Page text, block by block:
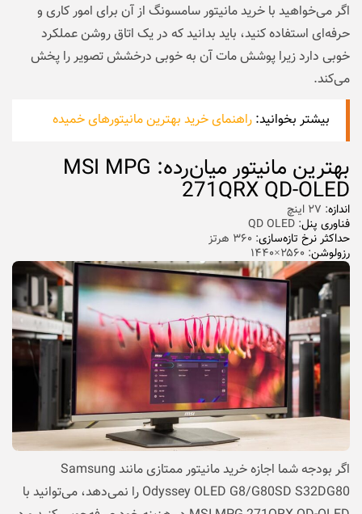
اگر می‌خواهید با خرید مانیتور سامسونگ از آن برای امور کاری و
حرفه‌ای استفاده کنید، باید بدانید که در یک اتاق روشن عملکرد
خوبی دارد زیرا پوشش مات آن به خوبی درخشش تصویر را پخش
می‌کند.
بیشتر بخوانید: راهنمای خرید بهترین مانیتورهای خمیده
بهترین مانیتور میان‌رده: MSI MPG
271QRX QD-OLED
اندازه: ۲۷ اینچ
فناوری پنل: QD OLED
حداکثر نرخ تازه‌سازی: ۳۶۰ هرتز
رزولوشن: ۲۵۶۰×۱۴۴۰
اگر بودجه شما اجازه خرید مانیتور ممتازی مانند Samsung
Odyssey OLED G8/G80SD S32DG80 را نمی‌دهد، می‌توانید با